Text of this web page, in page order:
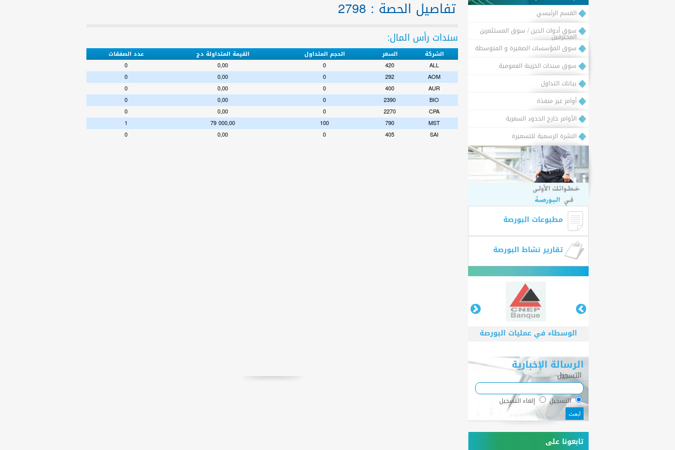
القسم الرئيسي
سوق أدوات الدين / سوق المستثمرين
المحترفين
سوق المؤسسات الصغيرة و المتوسطة
سوق سندات الخزينة العمومية
بيانات التداول
أوامر غير منفذة
الأوامر خارج الحدود السعرية
النشرة الرسمية للتسعيرة
مطبوعات البورصة
تقارير نشاط البورصة
الوسطاء في عمليات البورصة
الوسطاء في عمليات البورصة
الرسالة الإخبارية
التسجيل
التسجيل إلغاء التسجيل
تابعونا على
تفاصيل الحصة : 2798
سندات رأس المال:
الشركة السعر الحجم المتداول القيمة المتداولة دج
عدد الصفقات
ALL
420
0
0,00
0
AOM
292
0
0,00
0
AUR
400
0
0,00
0
BIO
2390
0
0,00
0
CPA
2270
0
0,00
0
MST
790
100
79 000,00
1
SAI
405
0
0,00
0